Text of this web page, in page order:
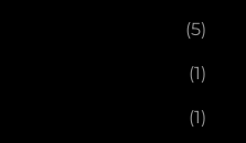
(5)
(1)
(1)